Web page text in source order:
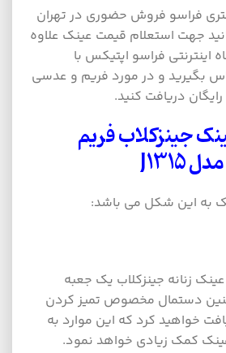
فراسو فروش حضوری در تهران
جهت استعلام قیمت عینک علاوه
اینترنتی فراسو اپتیکس با
بگیرید و در مورد فریم و عدسی
دریافت کنید.
جینزکلاب فریم
J1315
به این شکل می باشد:
زنانه جینزکلاب یک جعبه
دستمال مخصوص تمیز کردن
خواهید کرد که این موارد به
کمک زیادی خواهد نمود.